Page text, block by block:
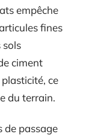
empêche
fines
sols
ciment
ce
du terrain.
de passage